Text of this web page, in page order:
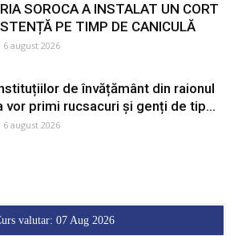
SOROCA A INSTALAT UN CORT
PE TIMP DE CANICULĂ
6 august 2026
de învățământ din raionul
vor primi rucsacuri și genți de tip...
6 august 2026
valutar: 07 Aug 2026